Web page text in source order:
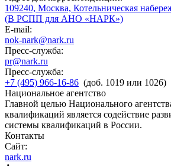
109240, Москва, Котельническая
(В РСПП для АНО «НАРК»)
E-mail:
nok-nark@nark.ru
Пресс-служба:
pr@nark.ru
Пресс-служба:
+7 (495) 966-16-86 (доб. 1019 или 1026)
Национальное агентство
Главной целью Национального
квалификаций является содействие
системы квалификаций в России.
Контакты
Сайт:
nark.ru